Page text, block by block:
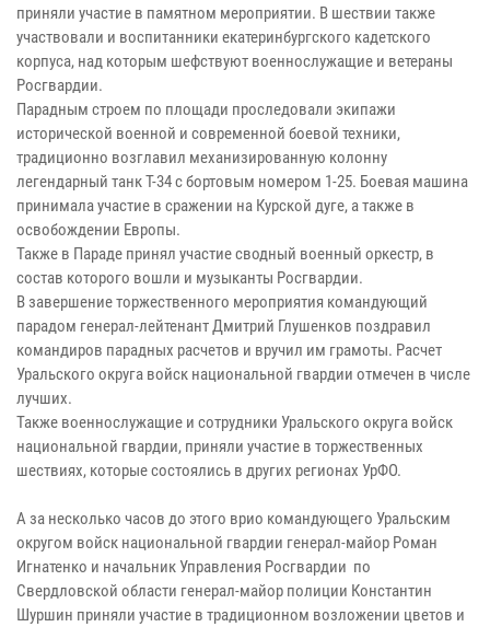
приняли участие в памятном мероприятии. В шествии также
участвовали и воспитанники екатеринбургского кадетского
корпуса, над которым шефствуют военнослужащие и ветераны
Росгвардии.
Парадным строем по площади проследовали экипажи
исторической военной и современной боевой техники,
традиционно возглавил механизированную колонну
легендарный танк Т-34 с бортовым номером 1-25. Боевая машина
принимала участие в сражении на Курской дуге, а также в
освобождении Европы.
Также в Параде принял участие сводный военный оркестр, в
состав которого вошли и музыканты Росгвардии.
В завершение торжественного мероприятия командующий
парадом генерал-лейтенант Дмитрий Глушенков поздравил
командиров парадных расчетов и вручил им грамоты. Расчет
Уральского округа войск национальной гвардии отмечен в числе
лучших.
Также военнослужащие и сотрудники Уральского округа войск
национальной гвардии, приняли участие в торжественных
шествиях, которые состоялись в других регионах УрФО.
А за несколько часов до этого врио командующего Уральским
округом войск национальной гвардии генерал-майор Роман
Игнатенко и начальник Управления Росгвардии по
Свердловской области генерал-майор полиции Константин
Шуршин приняли участие в традиционном возложении цветов и